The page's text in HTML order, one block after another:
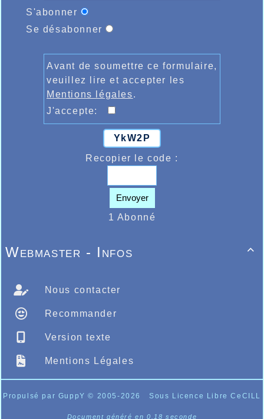
S'abonner
Se désabonner
Avant de soumettre ce formulaire,
veuillez lire et accepter les
Mentions légales.
J'accepte:
YkW2P
Recopier le code :
Envoyer
1 Abonné

Webmaster - Infos
Nous contacter
Recommander
Version texte
Mentions Légales
Propulsé par GuppY© 2005-2026 Sous Licence Libre CeCILL
Document généré en 0.18 seconde